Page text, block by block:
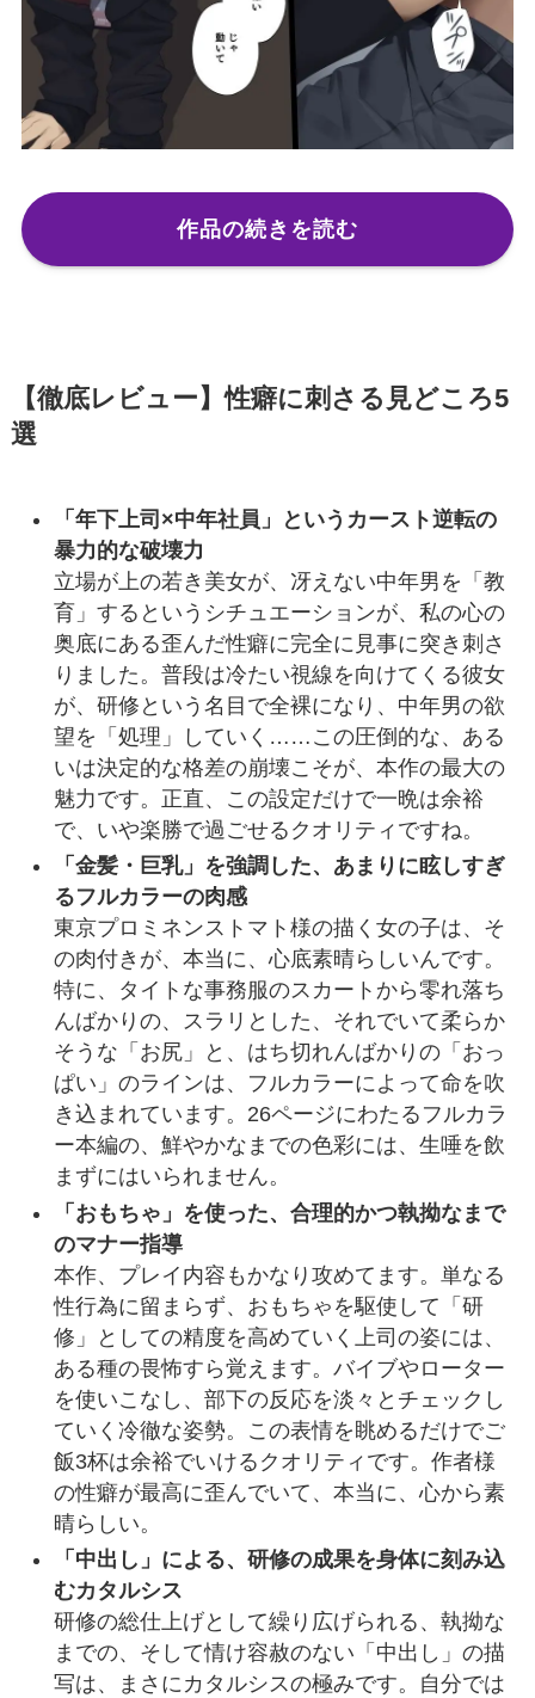
作品の続きを読む
【徹底レビュー】性癖に刺さる見どころ5
選
「年下上司×中年社員」というカースト逆転の
暴力的な破壊力
立場が上の若き美女が、冴えない中年男を「教
育」するというシチュエーションが、私の心の
奥底にある歪んだ性癖に完全に見事に突き刺さ
りました。普段は冷たい視線を向けてくる彼女
が、研修という名目で全裸になり、中年男の欲
望を「処理」していく……この圧倒的な、ある
いは決定的な格差の崩壊こそが、本作の最大の
魅力です。正直、この設定だけで一晩は余裕
で、いや楽勝で過ごせるクオリティですね。
「金髪・巨乳」を強調した、あまりに眩しすぎ
るフルカラーの肉感
東京プロミネンストマト様の描く女の子は、そ
の肉付きが、本当に、心底素晴らしいんです。
特に、タイトな事務服のスカートから零れ落ち
んばかりの、スラリとした、それでいて柔らか
そうな「お尻」と、はち切れんばかりの「おっ
ぱい」のラインは、フルカラーによって命を吹
き込まれています。26ページにわたるフルカラ
ー本編の、鮮やかなまでの色彩には、生唾を飲
まずにはいられません。
「おもちゃ」を使った、合理的かつ執拗なまで
のマナー指導
本作、プレイ内容もかなり攻めてます。単なる
性行為に留まらず、おもちゃを駆使して「研
修」としての精度を高めていく上司の姿には、
ある種の畏怖すら覚えます。バイブやローター
を使いこなし、部下の反応を淡々とチェックし
ていく冷徹な姿勢。この表情を眺めるだけでご
飯3杯は余裕でいけるクオリティです。作者様
の性癖が最高に歪んでいて、本当に、心から素
晴らしい。
「中出し」による、研修の成果を身体に刻み込
むカタルシス
研修の総仕上げとして繰り広げられる、執拗な
までの、そして情け容赦のない「中出し」の描
写は、まさにカタルシスの極みです。自分では